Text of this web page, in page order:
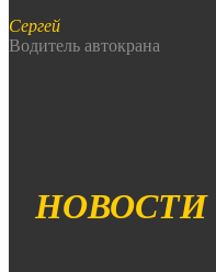
Сергей
Водитель автокрана
НОВОСТИ